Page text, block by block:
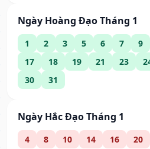
Ngày Hoàng Đạo Tháng 1
1 2 3 5 6 7 9
17
18 19 21 23
30
31
Ngày Hắc Đạo Tháng 1
4 8 10 14 16 20